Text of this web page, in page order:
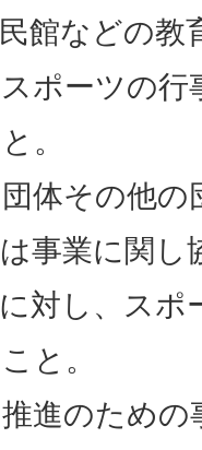
館などの教
ポーツの行
。
体その他
事業に関し
対し、スポ
と。
進のため